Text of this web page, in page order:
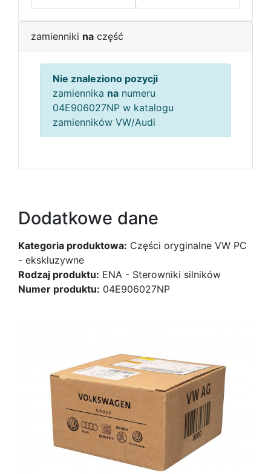
zamienniki na część
Nie znaleziono pozycji
zamiennika na numeru
04E906027NP w katalogu
zamienników VW/Audi
Dodatkowe dane
Kategoria produktowa: Części oryginalne VW PC
- ekskluzywne
Rodzaj produktu: ENA - Sterowniki silników
Numer produktu: 04E906027NP